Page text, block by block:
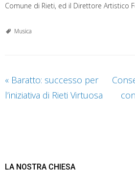
Comune di Rieti, ed il Direttore Artistico
Musica
« Baratto: successo per
l’iniziativa di Rieti Virtuosa
LA NOSTRA CHIESA